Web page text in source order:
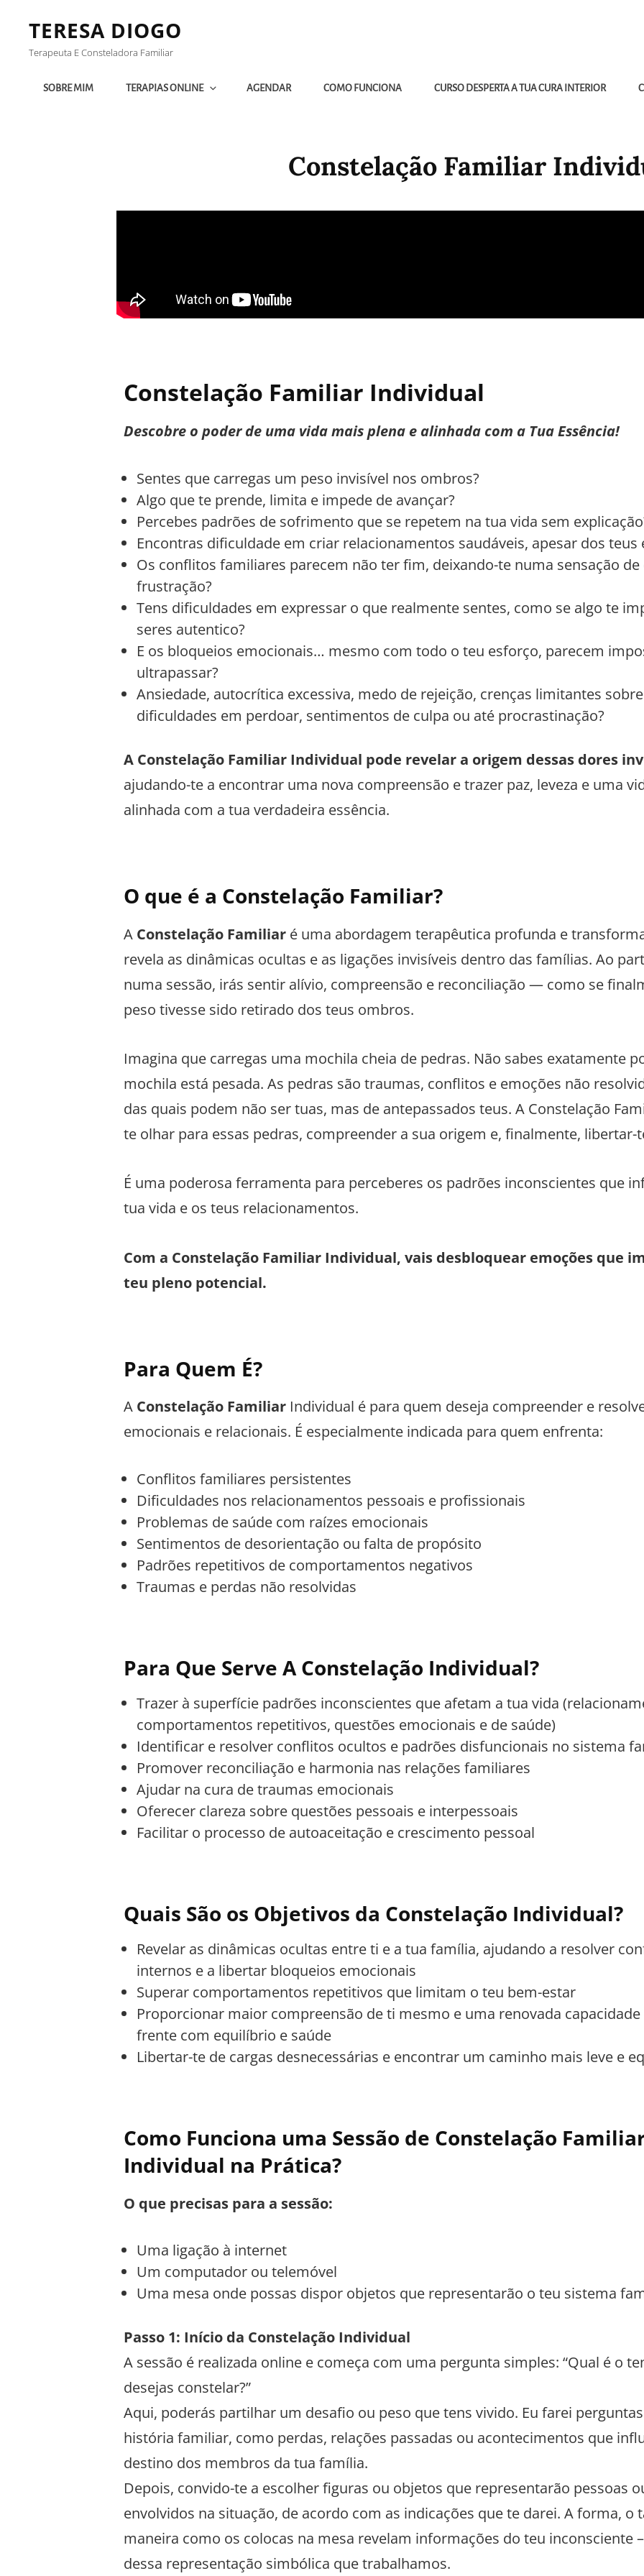
TERESA DIOGO
Terapeuta E Consteladora Familiar
SOBRE MIM TERAPIAS ONLINE AGENDAR COMO FUNCIONA CURSO DESPERTA A TUA CURA INTERIOR
Constelação Familiar
Constelação Familiar Individual
Descobre o poder de uma vida mais plena e alinhada com a Tua Essência!
Sentes que carregas um peso invisível nos ombros?
Algo que te prende, limita e impede de avançar?
Percebes padrões de sofrimento que se repetem na tua vida sem
Encontras dificuldade em criar relacionamentos saudáveis, apesar dos teus
Os conflitos familiares parecem não ter fim, deixando-te numa sensação de
frustração?
Tens dificuldades em expressar o que realmente sentes, como se algo te
seres autentico?
E os bloqueios emocionais… mesmo com todo o teu esforço, parecem
ultrapassar?
Ansiedade, autocrítica excessiva, medo de rejeição, crenças limitantes
dificuldades em perdoar, sentimentos de culpa ou até procrastinação?
A Constelação Familiar Individual pode revelar a origem dessas dores
ajudando-te a encontrar uma nova compreensão e trazer paz, leveza e uma
alinhada com a tua verdadeira essência.
O que é a Constelação Familiar?
A Constelação Familiar é uma abordagem terapêutica profunda e
revela as dinâmicas ocultas e as ligações invisíveis dentro das famílias. Ao
numa sessão, irás sentir alívio, compreensão e reconciliação — como se
peso tivesse sido retirado dos teus ombros.
Imagina que carregas uma mochila cheia de pedras. Não sabes exatamente
mochila está pesada. As pedras são traumas, conflitos e emoções não
das quais podem não ser tuas, mas de antepassados teus. A Constelação
te olhar para essas pedras, compreender a sua origem e, finalmente, libertar-
É uma poderosa ferramenta para perceberes os padrões inconscientes que
tua vida e os teus relacionamentos.
Com a Constelação Familiar Individual, vais desbloquear emoções que
teu pleno potencial.
Para Quem É?
A Constelação Familiar Individual é para quem deseja compreender e
emocionais e relacionais. É especialmente indicada para quem enfrenta:
Conflitos familiares persistentes
Dificuldades nos relacionamentos pessoais e profissionais
Problemas de saúde com raízes emocionais
Sentimentos de desorientação ou falta de propósito
Padrões repetitivos de comportamentos negativos
Traumas e perdas não resolvidas
Para Que Serve A Constelação Individual?
Trazer à superfície padrões inconscientes que afetam a tua vida
comportamentos repetitivos, questões emocionais e de saúde)
Identificar e resolver conflitos ocultos e padrões disfuncionais no sistema
Promover reconciliação e harmonia nas relações familiares
Ajudar na cura de traumas emocionais
Oferecer clareza sobre questões pessoais e interpessoais
Facilitar o processo de autoaceitação e crescimento pessoal
Quais São os Objetivos da Constelação Individual?
Revelar as dinâmicas ocultas entre ti e a tua família, ajudando a resolver
internos e a libertar bloqueios emocionais
Superar comportamentos repetitivos que limitam o teu bem-estar
Proporcionar maior compreensão de ti mesmo e uma renovada capacidade
frente com equilíbrio e saúde
Libertar-te de cargas desnecessárias e encontrar um caminho mais leve e
Como Funciona uma Sessão de Constelação
Individual na Prática?
O que precisas para a sessão:
Uma ligação à internet
Um computador ou telemóvel
Uma mesa onde possas dispor objetos que representarão o teu sistema
Passo 1: Início da Constelação Individual
A sessão é realizada online e começa com uma pergunta simples: “Qual é o
desejas constelar?”
Aqui, poderás partilhar um desafio ou peso que tens vivido. Eu farei
história familiar, como perdas, relações passadas ou acontecimentos que
destino dos membros da tua família.
Depois, convido-te a escolher figuras ou objetos que representarão pessoas
envolvidos na situação, de acordo com as indicações que te darei. A forma, o
maneira como os colocas na mesa revelam informações do teu inconsciente
dessa representação simbólica que trabalhamos.